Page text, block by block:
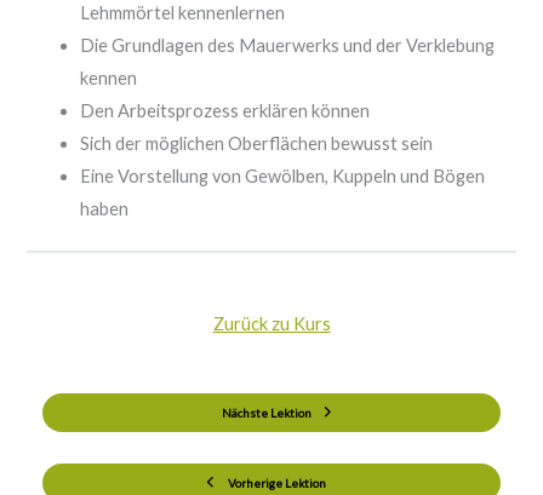
Lehmmörtel kennenlernen
Die Grundlagen des Mauerwerks und der Verklebung
kennen
Den Arbeitsprozess erklären können
Sich der möglichen Oberflächen bewusst sein
Eine Vorstellung von Gewölben, Kuppeln und Bögen
haben
Vorherige Lektion
Zurück zu Kurs
Nächste Lektion